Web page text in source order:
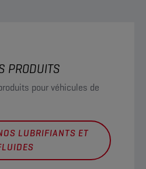
PRODUITS
pour véhicules de
LUBRIFIANTS ET